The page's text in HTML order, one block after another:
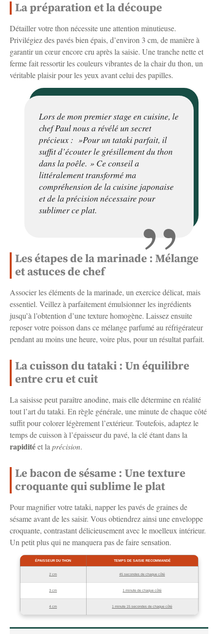
La préparation et la découpe
Détailler votre thon nécessite une attention minutieuse.
Privilégiez des pavés bien épais, d’environ 3 cm, de manière à
garantir un cœur encore cru après la saisie. Une tranche nette et
ferme fait ressortir les couleurs vibrantes de la chair du thon, un
véritable plaisir pour les yeux avant celui des papilles.
Lors de mon premier stage en cuisine, le
chef Paul nous a révélé un secret
précieux : »Pour un tataki parfait, il
suffit d’écouter le grésillement du thon
dans la poêle. » Ce conseil a
littéralement transformé ma
compréhension de la cuisine japonaise
et de la précision nécessaire pour
sublimer ce plat.
Les étapes de la marinade : Mélange
et astuces de chef
Associer les éléments de la marinade, un exercice délicat, mais
essentiel. Veillez à parfaitement émulsionner les ingrédients
jusqu’à l’obtention d’une texture homogène. Laissez ensuite
reposer votre poisson dans ce mélange parfumé au réfrigérateur
pendant au moins une heure, voire plus, pour un résultat parfait.
La cuisson du tataki : Un équilibre
entre cru et cuit
La saisisse peut paraître anodine, mais elle détermine en réalité
tout l’art du tataki. En règle générale, une minute de chaque côté
suffit pour colorer légèrement l’extérieur. Toutefois, adaptez le
temps de cuisson à l’épaisseur du pavé, la clé étant dans la
rapiditéet la précision.
Le bacon de sésame : Une texture
croquante qui sublime le plat
Pour magnifier votre tataki, napper les pavés de graines de
sésame avant de les saisir. Vous obtiendrez ainsi une enveloppe
croquante, contrastant délicieusement avec le moelleux intérieur.
Un petit plus qui ne manquera pas de faire sensation.
ÉPAISSEUR DU THON TEMPS DE SAISIE RECOMMANDÉ
2 cm 45 secondes de chaque côté
3 cm 1 minute de chaque côté
4 cm 1 minute 15 secondes de chaque côté